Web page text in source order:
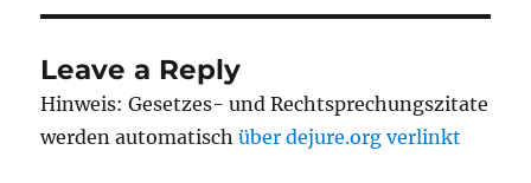
Leave a Reply
Hinweis: Gesetzes- und Rechtsprechungszitate
werden automatischüber dejure.org verlinkt